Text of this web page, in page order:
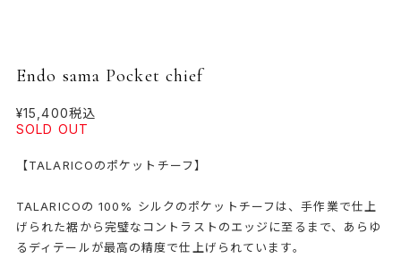
Endo sama Pocket chief
¥15,400税込
SOLD OUT
【TALARICOのポケットチーフ】
TALARICOの 100% シルクのポケットチーフは、手作業で仕上
げられた裾から完璧なコントラストのエッジに至るまで、あらゆ
るディテールが最高の精度で仕上げられています。